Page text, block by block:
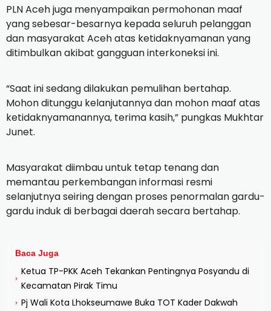
PLN Aceh juga menyampaikan permohonan maaf
yang sebesar-besarnya kepada seluruh pelanggan
dan masyarakat Aceh atas ketidaknyamanan yang
ditimbulkan akibat gangguan interkoneksi ini.
“Saat ini sedang dilakukan pemulihan bertahap.
Mohon ditunggu kelanjutannya dan mohon maaf atas
ketidaknyamanannya, terima kasih,” pungkas Mukhtar
Junet.
Masyarakat diimbau untuk tetap tenang dan
memantau perkembangan informasi resmi
selanjutnya seiring dengan proses penormalan gardu-
gardu induk di berbagai daerah secara bertahap.
Baca Juga
›
Ketua TP-PKK Aceh Tekankan Pentingnya Posyandu di
Kecamatan Pirak Timu
› Pj Wali Kota Lhokseumawe Buka TOT Kader Dakwah